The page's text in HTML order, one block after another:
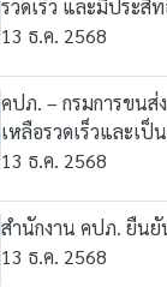
รวดเร็ว และมีประสิ
13 ธ.ค. 2568
คปภ. – กรมการขนส่
เหลือรวดเร็วและเป็
13 ธ.ค. 2568
สำนักงาน คปภ. ยืน
13 ธ.ค. 2568